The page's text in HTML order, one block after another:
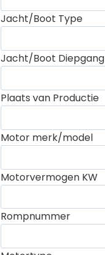
Jacht/Boot Type
Jacht/Boot Diepgang
Plaats van Productie
Motor merk/model
Motorvermogen KW
Rompnummer